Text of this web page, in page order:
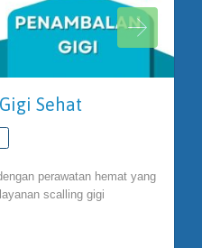
Sehat
perawatan hemat yang
scalling gigi